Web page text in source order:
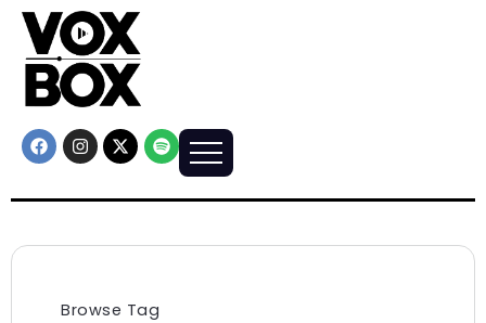
Browse Tag